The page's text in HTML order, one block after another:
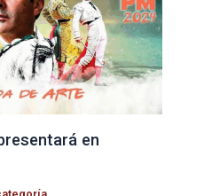
en